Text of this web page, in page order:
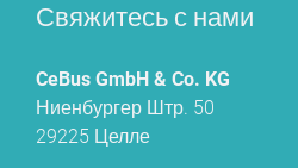
Свяжитесь с нами
CeBus GmbH & Co. KG
Ниенбургер Штр. 50
29225 Целле